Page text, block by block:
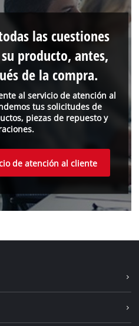
al servicio de atención al
tus solicitudes de
piezas de repuesto y
las cuestiones
producto, antes,
de la compra.
de atención al cliente